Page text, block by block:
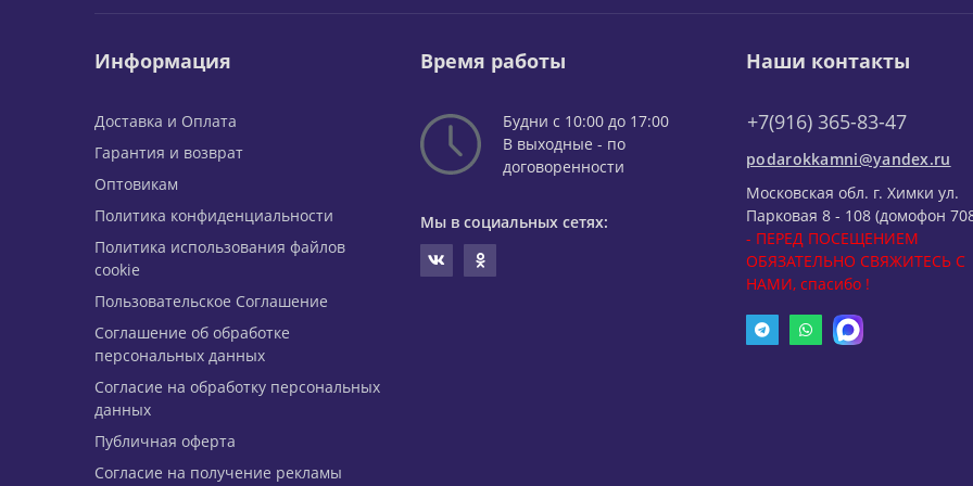
Информация
Доставка и Оплата
Гарантия и возврат
Оптовикам
Политика конфиденциальности
Политика использования файлов
cookie
Пользовательское Соглашение
Соглашение об обработке
персональных данных
Согласие на обработку персональных
данных
Публичная оферта
Согласие на получение рекламы
Время работы
Будни с 10:00 до 17:00
В выходные - по
договоренности
Мы в социальных сетях:
Наши контакты
+7(916) 365-83-47
podarokkamni@yandex.ru
Московская обл. г. Химки ул.
Парковая 8 - 108 (домофон
- ПЕРЕД ПОСЕЩЕНИЕМ
ОБЯЗАТЕЛЬНО СВЯЖИТЕСЬ С
НАМИ, спасибо !